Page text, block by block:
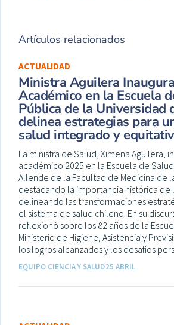
Artículos relacionados
ACTUALIDAD
Ministra Aguilera
Académico en la Escuela
Pública de la Universidad
delinea estrategias para
salud integrado y
La ministra de Salud, Ximena Aguilera,
académico 2025 en la Escuela de
Allende de la Facultad de Medicina de
destacando la importancia histórica de
delineando las transformaciones
el sistema de salud chileno. En su
reflexionó sobre los 82 años de la
Ministerio de Higiene, Asistencia y
los logros alcanzados y los desafíos
EQUIPO CIENCIA Y SALUD25 ABRIL